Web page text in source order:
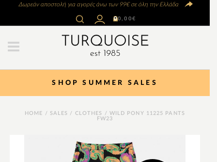
Δωρεάν αποστολή για αγορές άνω των 99€ σε όλη την Ελλάδα
00,00€
SHOP SUMMER SALES
HOME / SALES / CLOTHES
/ WILD PONY 11225 PANTS
FW23